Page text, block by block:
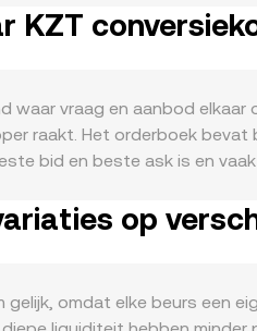
smart contracts, SNS-
marktsentiment zijn
respectievelijk
ICP, tot
marktdynamieken
exchange whale-flows
KZT
waar vraag en aanbod
raakt. Het orderboek
bid en beste ask is en
waarde = ICP-hoeveelheid
automatische market
rate via routes die
op
omdat elke beurs een